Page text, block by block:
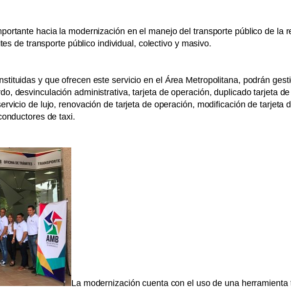
hacia la modernización en el manejo del transporte público de la
de transporte público individual, colectivo y masivo.
y que ofrecen este servicio en el Área Metropolitana, podrán
desvinculación administrativa, tarjeta de operación, duplicado tarjeta
de lujo, renovación de tarjeta de operación, modificación de tarjeta
de taxi.
La modernización cuenta con el uso de una